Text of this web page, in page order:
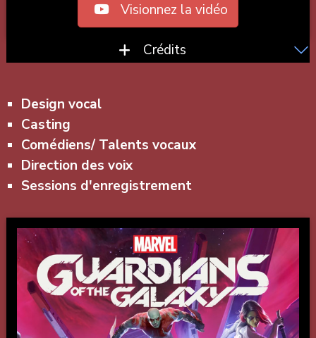
Visionnez la vidéo
Crédits
Design vocal
Casting
Comédiens/ Talents vocaux
Direction des voix
Sessions d'enregistrement